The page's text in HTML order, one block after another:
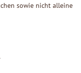
sowie nicht alleine